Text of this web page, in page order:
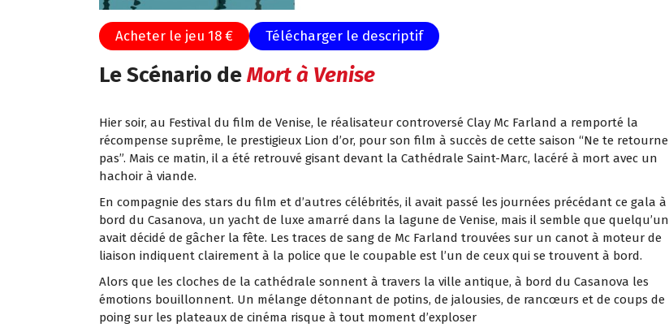
Acheter le jeu 18 € Télécharger le descriptif
Le Scénario deMort à Venise
Hier soir, au Festival du film de Venise, le réalisateur controversé Clay Mc Farland a remporté la
récompense suprême, le prestigieux Lion d’or, pour son film à succès de cette saison “Ne te retourne
pas”. Mais ce matin, il a été retrouvé gisant devant la Cathédrale Saint-Marc, lacéré à mort avec un
hachoir à viande.
En compagnie des stars du film et d’autres célébrités, il avait passé les journées précédant ce gala à
bord du Casanova, un yacht de luxe amarré dans la lagune de Venise, mais il semble que quelqu’un
avait décidé de gâcher la fête. Les traces de sang de Mc Farland trouvées sur un canot à moteur de
liaison indiquent clairement à la police que le coupable est l’un de ceux qui se trouvent à bord.
Alors que les cloches de la cathédrale sonnent à travers la ville antique, à bord du Casanova les
émotions bouillonnent. Un mélange détonnant de potins, de jalousies, de rancœurs et de coups de
poing sur les plateaux de cinéma risque à tout moment d’exploser